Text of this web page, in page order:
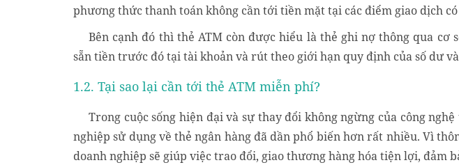
phương thức thanh toán không cần tới tiền mặt tại các điểm giao dịch
Bên cạnh đó thì thẻ ATM còn được hiểu là thẻ ghi nợ thông qua cơ
sẵn tiền trước đó tại tài khoản và rút theo giới hạn quy định của số dư
1.2. Tại sao lại cần tới thẻ ATM miễn phí?
Trong cuộc sống hiện đại và sự thay đổi không ngừng của công
nghiệp sử dụng về thẻ ngân hàng đã dần phổ biến hơn rất nhiều. Vì
doanh nghiệp sẽ giúp việc trao đổi, giao thương hàng hóa tiện lợi, đảm